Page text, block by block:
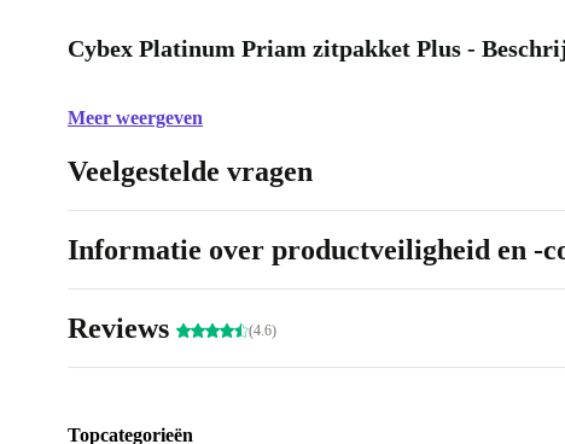
Cybex Platinum Priam zitpakket Plus -
Meer weergeven
Veelgestelde vragen
Informatie over productveiligheid en -
Reviews (4.6)
Topcategorieën